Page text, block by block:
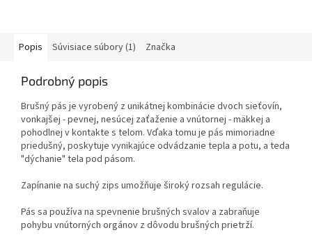
Popis Súvisiace súbory (1) Značka
Podrobný popis
Brušný pás je vyrobený z unikátnej kombinácie dvoch sieťovín,
vonkajšej - pevnej, nesúcej zaťaženie a vnútornej - mäkkej a
pohodlnej v kontakte s telom. Vďaka tomu je pás mimoriadne
priedušný, poskytuje vynikajúce odvádzanie tepla a potu, a teda
"dýchanie" tela pod pásom.
Zapínanie na suchý zips umožňuje široký rozsah regulácie.
Pás sa používa na spevnenie brušných svalov a zabraňuje
pohybu vnútorných orgánov z dôvodu brušných prietrží.